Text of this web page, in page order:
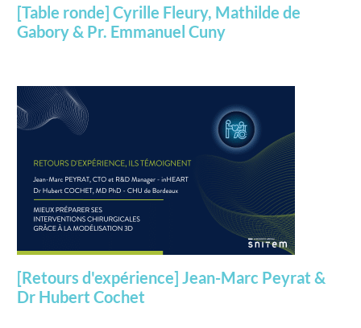
[Table ronde] Cyrille Fleury, Mathilde de
Gabory & Pr. Emmanuel Cuny
[Retours d'expérience] Jean-Marc Peyrat &
Dr Hubert Cochet